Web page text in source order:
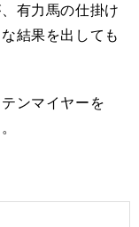
有力馬の仕掛け
結果を出しても
ンマイヤーを